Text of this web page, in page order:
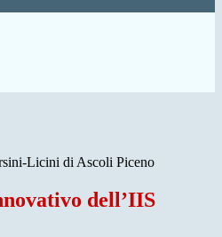
Licini di Ascoli Piceno
dell’IIS